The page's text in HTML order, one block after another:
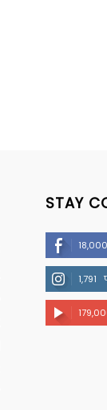
STAY
18,000
1,791